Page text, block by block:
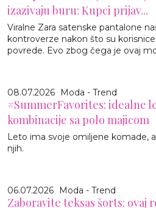
izazivaju buru: Kupci prijav...
Viralne Zara satenske pantalone
kontroverze nakon što su
povrede. Evo zbog čega je ovaj
08.07.2026 Moda - Trend
#SummerFavorites: idealne
kombinacije sa polo majicom
Leto ima svoje omiljene komade,
njih.
06.07.2026 Moda - Trend
Zaboravite teksas šorts: ovaj